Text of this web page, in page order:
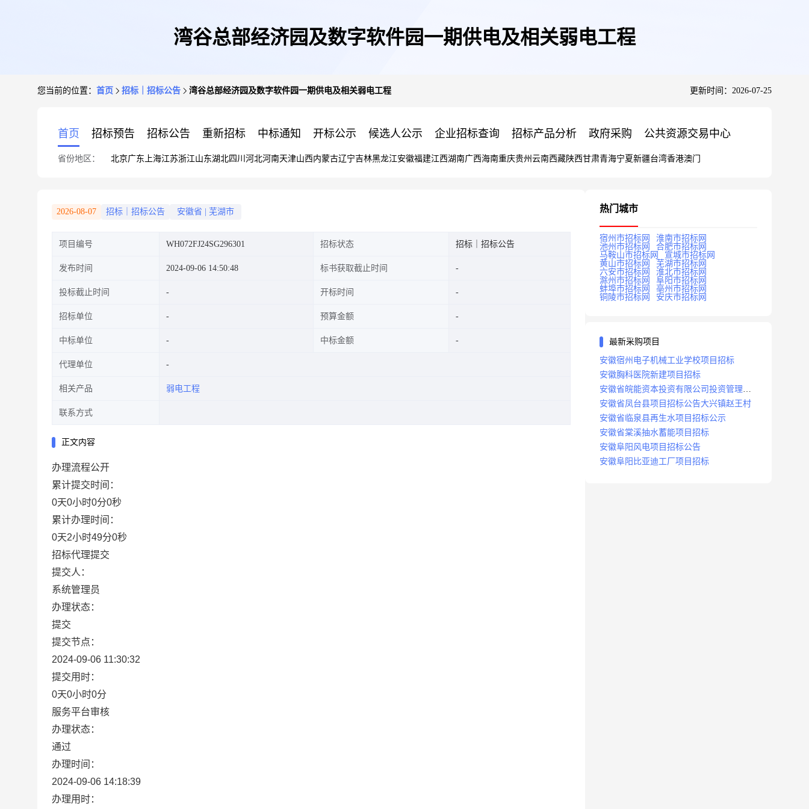
湾谷总部经济园及数字软件园一期供电及相关弱电工程
您当前的位置： 首页 招标｜招标公告 湾谷总部经济园及数字软件园一期供电及相关弱电工程 更新时间：2026-07-25
首页 招标预告 招标公告 重新招标 中标通知 开标公示 候选人公示 企业招标查询 招标产品分析 政府采购 公共资源交易中心
省份地区： 北京广东 上海江苏浙江山东湖北四川 河北河南天津山西内蒙古辽宁吉林黑龙江安徽福建江西湖南广西海南重庆贵州 云南西藏陕西甘肃青海宁夏新疆台湾香港澳门
2026-08-07 招标｜招标公告 安徽省 芜湖市
项目编号 WH072FJ24SG296301 招标状态 招标｜招标公告
发布时间 2024-09-06 14:50:48 标书获取截止时间
投标截止时间 开标时间
招标单位 预算金额
中标单位 中标金额
代理单位
相关产品 弱电工程
联系方式
正文内容
办理流程公开
累计提交时间：
0天0小时0分0秒
累计办理时间：
0天2小时49分0秒
招标代理提交
提交人：
系统管理员
办理状态：
提交
提交节点：
2024-09-06 11:30:32
提交用时：
0天0小时0分
服务平台审核
办理状态：
通过
办理时间：
2024-09-06 14:18:39
办理用时：
热门城市
宿州市招标网
淮南市招标网
池州市招标网
合肥市招标网
马鞍山市招标网
宣城市招标网
黄山市招标网
芜湖市招标网
六安市招标网
淮北市招标网
滁州市招标网
阜阳市招标网
蚌埠市招标网
亳州市招标网
铜陵市招标网
安庆市招标网
最新采购项目
安徽宿州电子机械工业学校项目招标
安徽胸科医院新建项目招标
安徽省皖能资本投资有限公司投资管理系
统建设项目招标
安徽省凤台县项目招标公告大兴镇赵王村
安徽省临泉县再生水项目招标公示
安徽省棠溪抽水蓄能项目招标
安徽阜阳风电项目招标公告
安徽阜阳比亚迪工厂项目招标